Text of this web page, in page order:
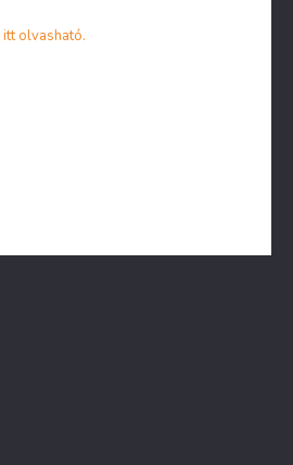
itt olvasható.